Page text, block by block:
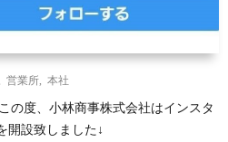
営業所 本社
の度、小林商事株式会社はインスタ
開設致しました↓